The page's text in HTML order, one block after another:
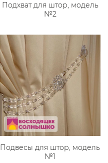
Подхват для штор, модель
№2
Подвесы для штор, модель
№1